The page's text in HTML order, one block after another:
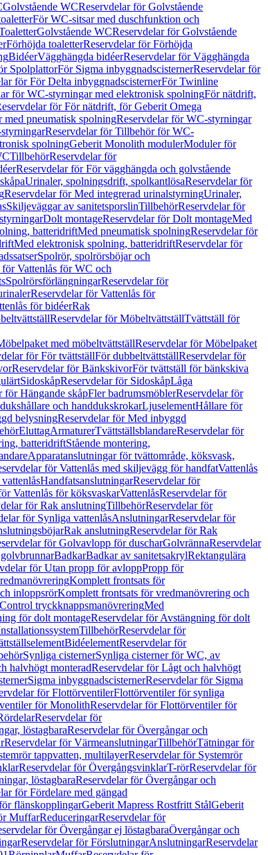
Golvstående WCReservdelar för Golvstående
För WC-sitsar med duschfunktion och
Golvstående WCReservdelar för Golvstående
Förhöjda toaletterReservdelar för Förhöjda
BidéerVägghängda bidéerReservdelar för Vägghängda
SpolplattorFör Sigma inbyggnadscisternerReservdelar för
för För Delta inbyggnadscisternerFör Twinline
för WC-styrningar med elektronisk spolningFör nätdrift,
för För nätdrift, för Geberit Omega
med pneumatisk spolningReservdelar för WC-styrningar
Reservdelar för Tillbehör för WC-
spolningGeberit Monolith modulerModuler för
TillbehörReservdelar för
Reservdelar för För vägghängda och golvstående
Urinaler, spolningsdrift, spolkantlösaReservdelar för
Reservdelar för Med integrerad urinalstyrningUrinaler,
Skiljeväggar av sanitetsporslinTillbehörReservdelar för
Dolt montageReservdelar för Dolt montageMed
batteridriftMed pneumatisk spolningReservdelar för
Med elektronisk spolning, batteridriftReservdelar för
Spolrör, spolrörsböjar och
för Vattenlås för WC och
SpolrörsförlängningarReservdelar för
Reservdelar för Vattenlås för
för bidéerRak
Reservdelar för MöbeltvättställTvättställ för
med möbeltvättställReservdelar för Möbelpaket
för För tvättställFör dubbeltvättställReservdelar för
Reservdelar för BänkskivorFör tvättställ för bänkskiva
SidoskåpReservdelar för SidoskåpLåga
för Hängande skåpFler badrumsmöblerReservdelar för
och handdukskrokarLjuselementHållare för
belysningReservdelar för Med inbyggd
EluttagArmaturerTvättställsblandareReservdelar för
batteridriftStående montering,
Apparatanslutningar för tvättområde, köksvask,
för Vattenlås med skiljevägg för handfatVattenlås
HandfatsanslutningarReservdelar för
Vattenlås för köksvaskarVattenlåsReservdelar för
för Rak anslutningTillbehörReservdelar för
för Synliga vattenlåsAnslutningarReservdelar för
Rak anslutningReservdelar för Rak
för Golvavlopp för duscharGolvrännaReservdelar
BadkarBadkar av sanitetsakrylRektangulära
för Utan propp för avloppPropp för
Komplett frontsats för
inloppsrörKomplett frontsats för vredmanövrering och
tryckknappsmanövreringMed
för dolt montageReservdelar för Avstängning för dolt
TillbehörReservdelar för
BidéelementReservdelar för
Synliga cisternerSynliga cisterner för WC, av
halvhögt monteradReservdelar för Lågt och halvhögt
Sigma inbyggnadscisternerReservdelar för Sigma
för FlottörventilerFlottörventiler för synliga
för MonolithReservdelar för Flottörventiler för
Reservdelar för
löstagbaraReservdelar för Övergångar och
Reservdelar för VärmeanslutningarTillbehörTätningar för
tappvatten, multilayerReservdelar för Systemrör
Reservdelar för ÖvergångsvinklarT-rörReservdelar för
löstagbaraReservdelar för Övergångar och
för Fördelare med gängad
flänskopplingarGeberit Mapress Rostfritt StålGeberit
MuffarReduceringarReservdelar för
för Övergångar ej löstagbaraÖvergångar och
Reservdelar för FörslutningarAnslutningarReservdelar